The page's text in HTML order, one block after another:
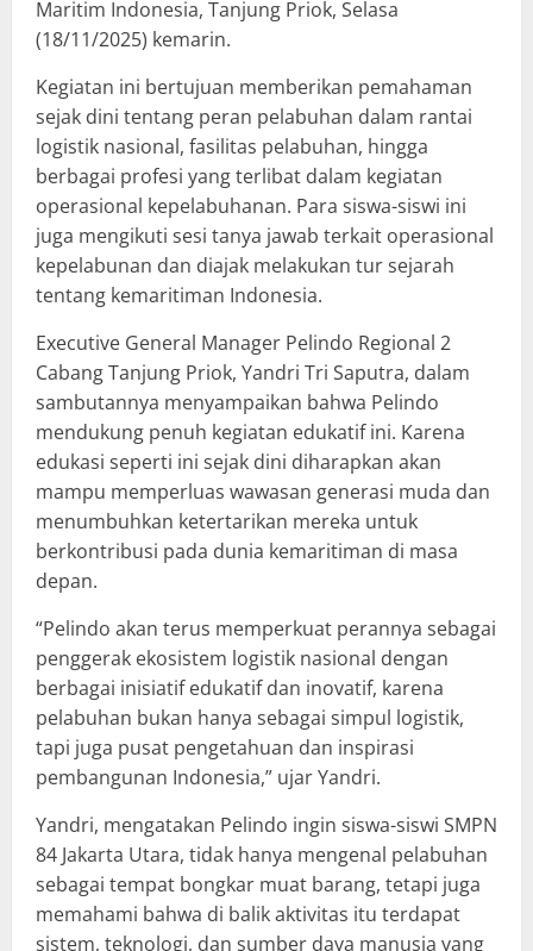
Maritim Indonesia, Tanjung Priok, Selasa
(18/11/2025) kemarin.
Kegiatan ini bertujuan memberikan pemahaman
sejak dini tentang peran pelabuhan dalam rantai
logistik nasional, fasilitas pelabuhan, hingga
berbagai profesi yang terlibat dalam kegiatan
operasional kepelabuhanan. Para siswa-siswi ini
juga mengikuti sesi tanya jawab terkait operasional
kepelabunan dan diajak melakukan tur sejarah
tentang kemaritiman Indonesia.
Executive General Manager Pelindo Regional 2
Cabang Tanjung Priok, Yandri Tri Saputra, dalam
sambutannya menyampaikan bahwa Pelindo
mendukung penuh kegiatan edukatif ini. Karena
edukasi seperti ini sejak dini diharapkan akan
mampu memperluas wawasan generasi muda dan
menumbuhkan ketertarikan mereka untuk
berkontribusi pada dunia kemaritiman di masa
depan.
“Pelindo akan terus memperkuat perannya sebagai
penggerak ekosistem logistik nasional dengan
berbagai inisiatif edukatif dan inovatif, karena
pelabuhan bukan hanya sebagai simpul logistik,
tapi juga pusat pengetahuan dan inspirasi
pembangunan Indonesia,” ujar Yandri.
Yandri, mengatakan Pelindo ingin siswa-siswi SMPN
84 Jakarta Utara, tidak hanya mengenal pelabuhan
sebagai tempat bongkar muat barang, tetapi juga
memahami bahwa di balik aktivitas itu terdapat
sistem, teknologi, dan sumber daya manusia yang